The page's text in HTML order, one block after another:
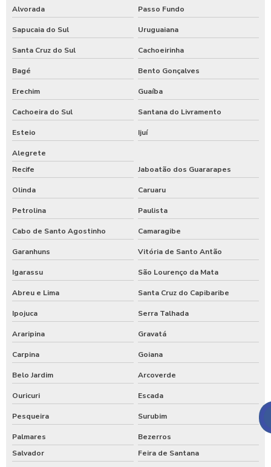
Alvorada Passo Fundo
Sapucaia do Sul Uruguaiana
Santa Cruz do Sul Cachoeirinha
Bagé Bento Gonçalves
Erechim Guaíba
Cachoeira do Sul Santana do Livramento
Esteio Ijuí
Alegrete
Recife
Jaboatão dos Guararapes
Olinda Caruaru
Petrolina Paulista
Cabo de Santo Agostinho Camaragibe
Garanhuns Vitória de Santo Antão
Igarassu São Lourenço da Mata
Abreu e Lima Santa Cruz do Capibaribe
Ipojuca Serra Talhada
Araripina Gravatá
Carpina Goiana
Belo Jardim Arcoverde
Ouricuri Escada
Pesqueira Surubim
Palmares
Bezerros
Salvador
Feira de Santana